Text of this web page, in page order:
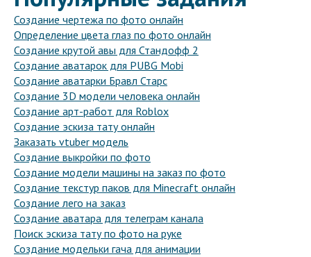
Создание чертежа по фото онлайн
Определение цвета глаз по фото онлайн
Создание крутой авы для Стандофф 2
Создание аватарок для PUBG Mobi
Создание аватарки Бравл Старс
Создание 3D модели человека онлайн
Создание арт-работ для Roblox
Создание эскиза тату онлайн
Заказать vtuber модель
Создание выкройки по фото
Создание модели машины на заказ по фото
Создание текстур паков для Minecraft онлайн
Создание лего на заказ
Создание аватара для телеграм канала
Поиск эскиза тату по фото на руке
Создание модельки гача для анимации